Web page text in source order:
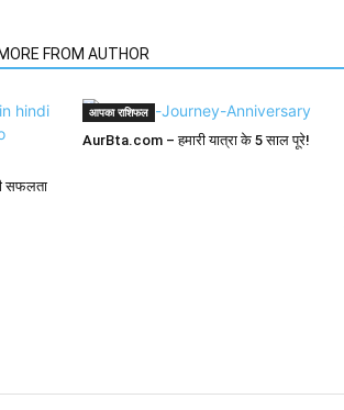
MORE FROM AUTHOR
सफलता
आपका राशिफल
AurBta.com – हमारी यात्रा के 5 साल पूरे!